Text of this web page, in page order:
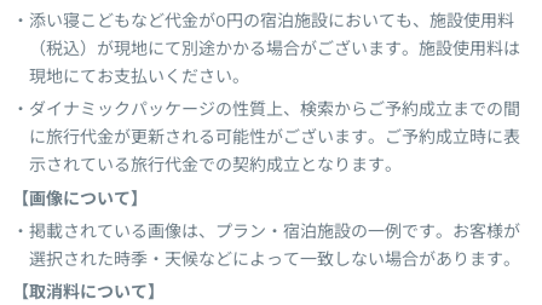
添い寝こどもなど代金が0円の宿泊施設においても、施設使用料
（税込）が現地にて別途かかる場合がございます。施設使用料は
現地にてお支払いください。
ダイナミックパッケージの性質上、検索からご予約成立までの間
に旅行代金が更新される可能性がございます。ご予約成立時に表
示されている旅行代金での契約成立となります。
【画像について】
掲載されている画像は、プラン・宿泊施設の一例です。お客様が
選択された時季・天候などによって一致しない場合があります。
【取消料について】